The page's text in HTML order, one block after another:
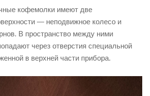
кофемолки имеют две
— неподвижное колесо и
В пространство между ними
через отверстия специальной
в верхней части прибора.